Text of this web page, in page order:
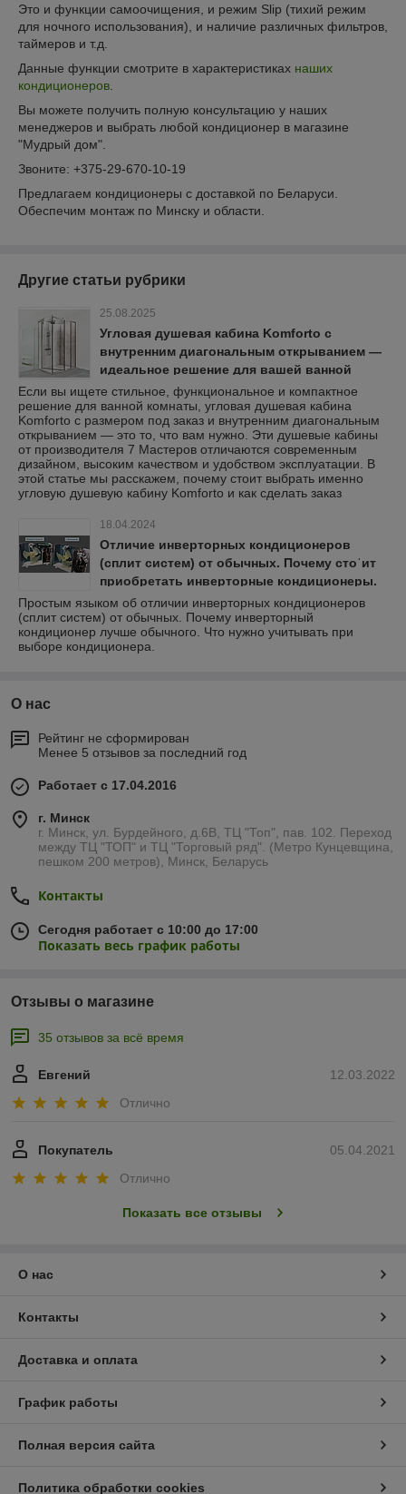
Это и функции самоочищения, и режим Slip (тихий режим
для ночного использования), и наличие различных фильтров,
таймеров и т.д.
Данные функции смотрите в характеристиках наших
кондиционеров
Вы можете получить полную консультацию у наших
менеджеров и выбрать любой кондиционер в магазине
"Мудрый дом".
Звоните: +375-29-670-10-19
Предлагаем кондиционеры с доставкой по Беларуси.
Обеспечим монтаж по Минску и области.
Другие статьи рубрики
25.08.2025
Угловая душевая кабина Komforto с
внутренним диагональным открыванием —
идеальное решение для вашей ванной
комнаты
Если вы ищете стильное, функциональное и компактное
решение для ванной комнаты, угловая душевая кабина
Komforto с размером под заказ и внутренним диагональным
открыванием — это то, что вам нужно. Эти душевые кабины
от производителя 7 Мастеров отличаются современным
дизайном, высоким качеством и удобством эксплуатации. В
этой статье мы расскажем, почему стоит выбрать именно
угловую душевую кабину Komforto и как сделать заказ
18.04.2024
Отличие инверторных кондиционеров
(сплит систем) от обычных. Почему стоˈит
приобретать инверторные кондиционеры.
В чём их преимущество.
Простым языком об отличии инверторных кондиционеров
(сплит систем) от обычных. Почему инверторный
кондиционер лучше обычного. Что нужно учитывать при
выборе кондиционера.
О нас
Рейтинг не сформирован
Менее 5 отзывов за последний год
Работает с 17.04.2016
г. Минск
г. Минск, ул. Бурдейного, д.6В, ТЦ "Топ", пав. 102. Переход
между ТЦ "ТОП" и ТЦ "Торговый ряд". (Метро Кунцевщина,
пешком 200 метров), Минск, Беларусь
Контакты
Сегодня работает с 10:00 до 17:00
Показать весь график работы
Отзывы о магазине
35 отзывов за всё время
12.03.2022
Евгений
Отлично
05.04.2021
Покупатель
Отлично
Показать все отзывы
О нас
Контакты
Доставка и оплата
График работы
Полная версия сайта
Политика обработки cookies